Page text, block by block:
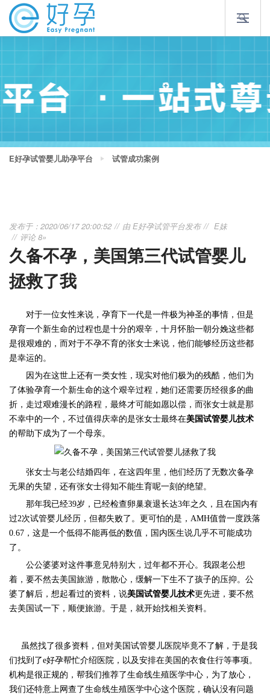
E好孕试管婴儿助孕平台 试管成功案例
发布于：2020/06/17 20:00:52 由E好孕试管平台发布
E妹
评论 8»
久备不孕，美国第三代试管婴儿
拯救了我
对于一位女性来说，孕育下一代是一件极为神圣的事情，但是
孕育一个新生命的过程也是十分的艰辛，十月怀胎一朝分娩这些都
是很艰难的，而对于不孕不育的张女士来说，他们能够经历这些都
是幸运的。
因为在这世上还有一类女性，现实对他们极为的残酷，他们为
了体验孕育一个新生命的这个艰辛过程，她们还需要历经很多的曲
折，走过艰难漫长的路程，最终才可能如愿以偿，而张女士就是那
不幸中的一个，不过值得庆幸的是张女士最终在美国试管婴儿技术
的帮助下成为了一个母亲。
张女士与老公结婚四年，在这四年里，他们经历了无数次备孕
无果的失望，还有张女士得知不能生育呢一刻的绝望。
那年我已经39岁，已经检查卵巢衰退长达3年之久，且在国内有
过2次试管婴儿经历，但都失败了。更可怕的是， AMH值曾一度跌落
0.67 ，这是一个低得不能再低的数值，国内医生说几乎不可能成功
了。
公公婆婆对这件事意见特别大，过年都不开心。我跟老公想
着，要不然去美国旅游，散散心，缓解一下生不了孩子的压抑。公
婆了解后，想起看过的资料，说美国试管婴儿技术更先进，要不然
去美国试一下，顺便旅游。于是，就开始找相关资料。
虽然找了很多资料，但对美国试管婴儿医院毕竟不了解，于是我
们找到了e好孕帮忙介绍医院，以及安排在美国的衣食住行等事项。
机构是很正规的，帮我们推荐了生命线生殖医学中心，为了放心，
我们还特意上网查了生命线生殖医学中心这个医院，确认没有问题